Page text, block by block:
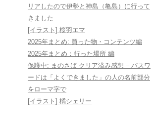
リアしたので伊勢と神島（亀島）に行って
きました
[イラスト] 桜羽エマ
2025年まとめ: 買った物・コンテンツ編
2025年まとめ：行った場所 編
保護中: まのさば クリア済み感想 – パスワ
ードは「よくできました」の人の名前部分
をローマ字で
[イラスト] 橘シェリー